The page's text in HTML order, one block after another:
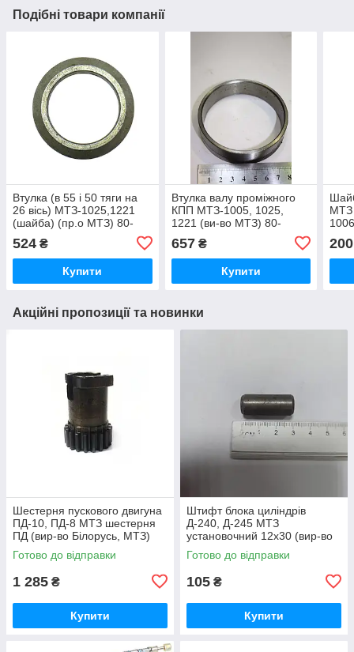
Подібні товари компанії
Втулка (в 55 і 50 тяги на
26 вісь) МТЗ-1025,1221
(шайба) (пр.о МТЗ) 80-
524 ₴
Купити
Втулка валу проміжного
КПП МТЗ-1005, 1025,
1221 (ви-во МТЗ) 80-
657₴
Купити
МТЗ
200
Акційні пропозиції та новинки
Шестерня пускового двигуна
ПД-10, ПД-8 МТЗ шестерня
ПД (вир-во Білорусь, МТЗ)
50-1024092-2А /
5010240922А
Готово до відправки
1 285 ₴
Купити
Штифт блока циліндрів
Д-240, Д-245 МТЗ
установочний 12х30 (вир-во
Україна) 50-1002034 / 50-
1002034-А
Готово до відправки
105 ₴
Купити